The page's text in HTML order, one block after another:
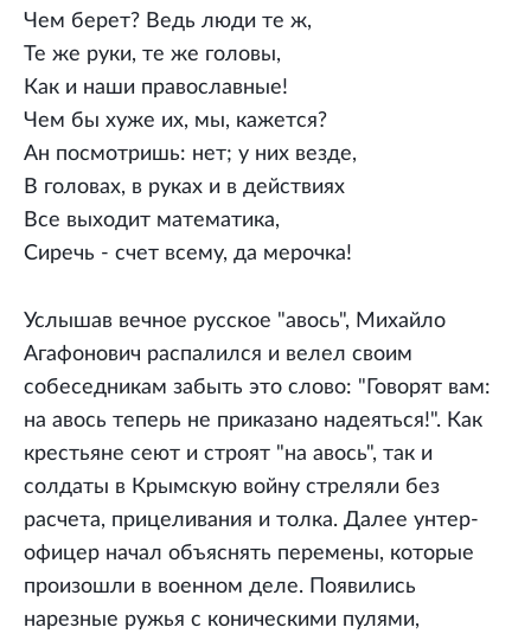
Чем берет? Ведь люди те ж,
Те же руки, те же головы,
Как и наши православные!
Чем бы хуже их, мы, кажется?
Ан посмотришь: нет; у них везде,
В головах, в руках и в действиях
Все выходит математика,
Сиречь - счет всему, да мерочка!
Услышав вечное русское "авось", Михайло
Агафонович распалился и велел своим
собеседникам забыть это слово: "Говорят вам:
на авось теперь не приказано надеяться!". Как
крестьяне сеют и строят "на авось", так и
солдаты в Крымскую войну стреляли без
расчета, прицеливания и толка. Далее унтер-
офицер начал объяснять перемены, которые
произошли в военном деле. Появились
нарезные ружья с коническими пулями,